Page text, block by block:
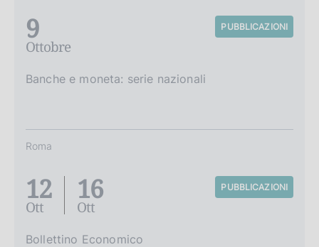
9
Ottobre
PUBBLICAZIONI
Banche e moneta: serie nazionali
Roma
12
Ott
16
Ott
PUBBLICAZIONI
Bollettino Economico